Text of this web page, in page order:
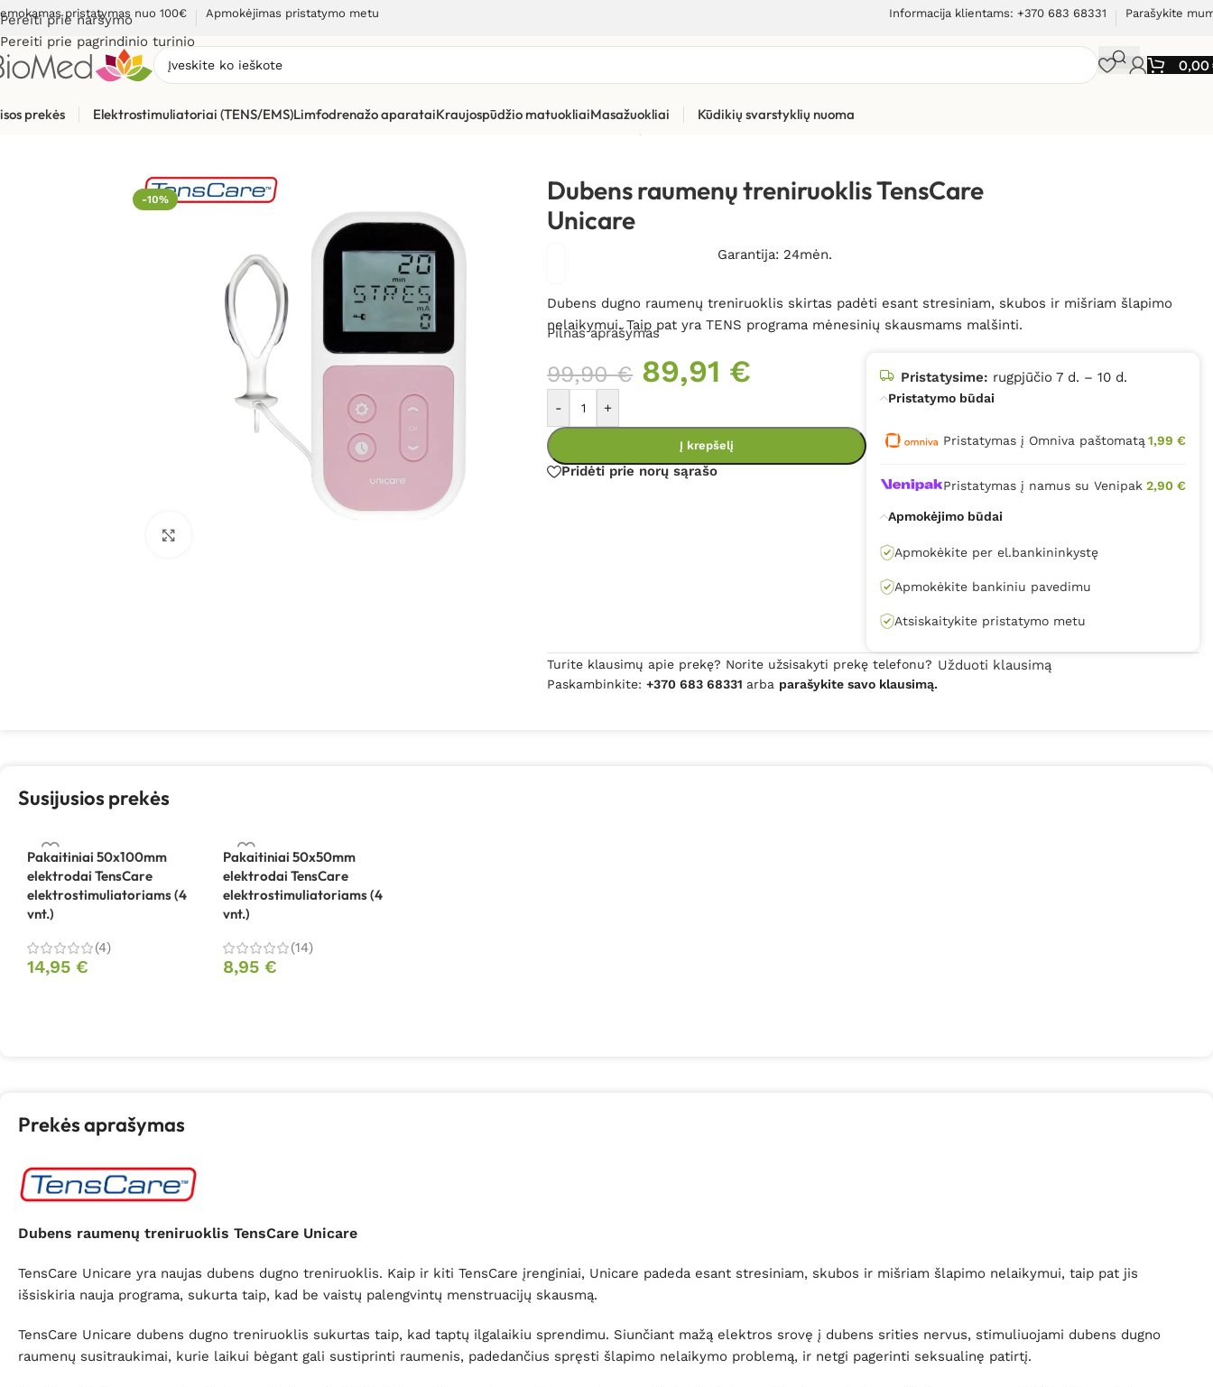
Pereiti prie naršymo
Pereiti prie pagrindinio turinio
pristatymas nuo 100€ Apmokėjimas pristatymo metu Informacija klientams: +370 683 68331 Parašykite
0,00
prekės Elektrostimuliatoriai (TENS/EMS)Limfodrenažo aparataiKraujospūdžio matuokliaiMasažuokliai Kūdikių svarstyklių nuoma
Elektrostimuliacijai (TENS / EMS) Dubens raumenų treniruoklis TensCare Unicare
-10%
Dubens raumenų treniruoklis TensCare
Unicare
Garantija: 24mėn.
Dubens dugno raumenų treniruoklis skirtas padėti esant stresiniam, skubos ir mišriam šlapimo
nelaikymui. Taip pat yra TENS programa mėnesinių skausmams malšinti.
Pilnas aprašymas
99,90€ 89,91 €
- +
Į krepšelį
Pridėti prie norų sąrašo
Pristatysime: rugpjūčio 7 d. – 10 d.
Pristatymo būdai
Pristatymas į Omniva paštomatą 1,99 €
Pristatymas į namus su Venipak 2,90 €
Apmokėjimo būdai
Apmokėkite per el.bankininkystę
Apmokėkite bankiniu pavedimu
Atsiskaitykite pristatymo metu
Turite klausimų apie prekę? Norite užsisakyti prekę telefonu?
Paskambinkite:+370 683 68331 arba parašykite savo klausimą.
Užduoti klausimą
Susijusios prekės
Pakaitiniai 50x100mm
elektrodai TensCare
elektrostimuliatoriams (4
vnt.)
(4)
14,95 €
Pakaitiniai 50x50mm
elektrodai TensCare
elektrostimuliatoriams (4
vnt.)
(14)
8,95€
Prekės aprašymas
Dubens raumenų treniruoklis TensCare Unicare
TensCare Unicare yra naujas dubens dugno treniruoklis. Kaip ir kiti TensCare įrenginiai, Unicare padeda esant stresiniam, skubos ir mišriam šlapimo nelaikymui, taip pat jis
išsiskiria nauja programa, sukurta taip, kad be vaistų palengvintų menstruacijų skausmą.
TensCare Unicare dubens dugno treniruoklis sukurtas taip, kad taptų ilgalaikiu sprendimu. Siunčiant mažą elektros srovę į dubens srities nervus, stimuliuojami dubens dugno
raumenų susitraukimai, kurie laikui bėgant gali sustiprinti raumenis, padedančius spręsti šlapimo nelaikymo problemą, ir netgi pagerinti seksualinę patirtį.